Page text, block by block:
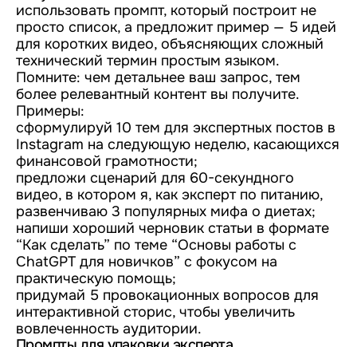
использовать промпт, который построит не
просто список, а предложит пример — 5 идей
для коротких видео, объясняющих сложный
технический термин простым языком.
Помните: чем детальнее ваш запрос, тем
более релевантный контент вы получите.
Примеры:
сформулируй 10 тем для экспертных постов в
Instagram на следующую неделю, касающихся
финансовой грамотности;
предложи сценарий для 60-секундного
видео, в котором я, как эксперт по питанию,
развенчиваю 3 популярных мифа о диетах;
напиши хороший черновик статьи в формате
“Как сделать” по теме “Основы работы с
ChatGPT для новичков” с фокусом на
практическую помощь;
придумай 5 провокационных вопросов для
интерактивной сторис, чтобы увеличить
вовлеченность аудитории.